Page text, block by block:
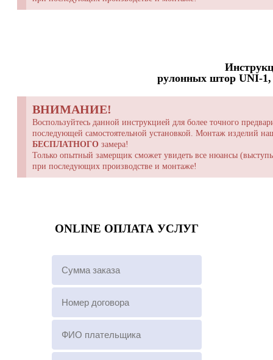
рулонных штор UNI-
ВНИМАНИЕ!
Воспользуйтесь данной инструкцией для более точного
последующей самостоятельной установкой. Монтаж изделий
БЕСПЛАТНОГО замера!
Только опытный замерщик сможет увидеть все нюансы
при последующих производстве и монтаже!
ONLINE ОПЛАТА УСЛУГ